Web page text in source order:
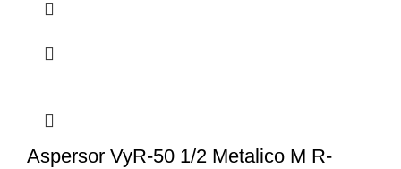
Aspersor VyR-50 1/2 Metalico M R-